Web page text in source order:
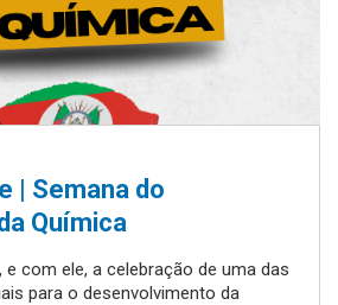
| Semana do
Química
com ele, a celebração de uma das
para o desenvolvimento da